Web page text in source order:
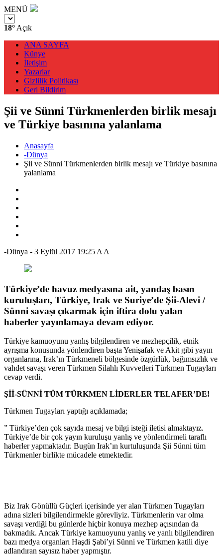
MENÜ
18° Açık
ANA SAYFA
Künye
İletişim
Yazarlar
Gizlilik Politikası
Geri Bildirim
Şii ve Sünni Türkmenlerden birlik mesajı
ve Türkiye basınına yalanlama
Anasayfa
-Dünya
Şii ve Sünni Türkmenlerden birlik mesajı ve Türkiye basınına
yalanlama
-Dünya - 3 Eylül 2017 19:25 A A
Türkiye’de havuz medyasına ait, yandaş basın
kuruluşları, Türkiye, Irak ve Suriye’de Şii-Alevi /
Sünni savaşı çıkarmak için iftira dolu yalan
haberler yayınlamaya devam ediyor.
Türkiye kamuoyunu yanlış bilgilendiren ve mezhepçilik, etnik
ayrışma konusunda yönlendiren başta Yenişafak ve Akit gibi yayın
organlarına, Irak’ın Türkmeneli bölgesinde özgürlük, bağımsızlık ve
vahdet savaşı veren Türkmen Silahlı Kuvvetleri Türkmen Tugayları
cevap verdi.
Şİİ-SÜNNİ TÜM TÜRKMEN LİDERLER TELAFER’DE!
Türkmen Tugayları yaptığı açıklamada;
” Türkiye’den çok sayıda mesaj ve bilgi isteği iletisi almaktayız.
Türkiye’de bir çok yayın kuruluşu yanlış ve yönlendirmeli taraflı
haberler yapmaktadır. Bugün Irak’ın kurtuluşunda Şii Sünni tüm
Türkmenler birlikte mücadele etmektedir.
Biz Irak Gönüllü Güçleri içerisinde yer alan Türkmen Tugayları
adına sizleri bilgilendirmekle görevliyiz. Türkmenlerin var olma
savaşı verdiği bu günlerde hiçbir konuya mezhep açısından da
bakmadık. Ancak Türkiye kamuoyunu yanlış ve yanlı bilgilendiren
bazı medya organları Haşdi Şabi’yi Sünni ve Türkmen katili diye
adlandıran sayısız haber yapmıştır.